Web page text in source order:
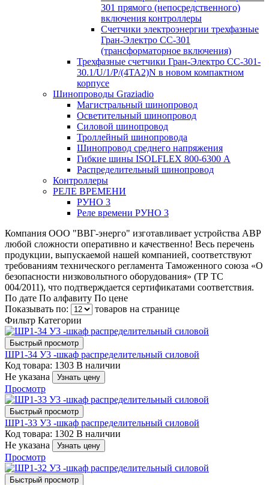
301 прямого (непосредственного)
включения контроллеры
Счетчики электроэнергии трехфазные
Гран-Электро CC-301
(трансформаторное включения)
Трехфазные счетчики Гран-Электро СС-301-
30.1/U/1/P/(4TA2)N в новом компактном
корпусе
Шинопроводы Graziadio
Магистральный шинопровод
Осветительный шинопровод
Силовой шинопровод
Троллейный шинопровода
Шинопровод среднего напряжения
Гибкие шины ISOLFLEX 800-6300 А
Распределительный шинопровод
Контроллеры
РЕЛЕ ВРЕМЕНИ
РУНО 3
Реле времени РУНО 3
Компания ООО "ВВГ-энерго" изготавливает устройства АВР
любой сложности оперативно и качественно! Весь перечень
продукции, выпускаемой нашей компанией, соответствуют
требованиям технического регламента Таможенного союза «О
безопасности низковольтного оборудования» (ТР ТС
004/2011), что подтверждается сертификатами соответствия.
По дате По алфавиту По цене
Показывать по:
товаров на странице
Фильтр Категории
Быстрый просмотр
ШР1-34 У3 -шкаф распределительный силовой
Код товара: 1303 В наличии
Не указана
Узнать цену
Просмотр
Быстрый просмотр
ШР1-33 У3 -шкаф распределительный силовой
Код товара: 1302 В наличии
Не указана
Узнать цену
Просмотр
Быстрый просмотр